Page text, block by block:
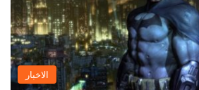
الاخبار